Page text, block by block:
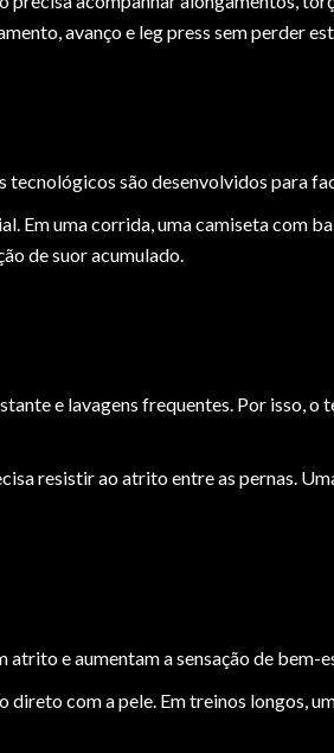
avanço e leg press sem perder
são desenvolvidos para
Em uma corrida, uma camiseta com
de suor acumulado.
e lavagens frequentes. Por isso,
resistir ao atrito entre as pernas.
e aumentam a sensação de bem-
direto com a pele. Em treinos longos,